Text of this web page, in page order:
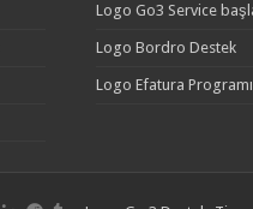
Logo Go3 Service
Logo Bordro Destek
Logo Efatura Programı